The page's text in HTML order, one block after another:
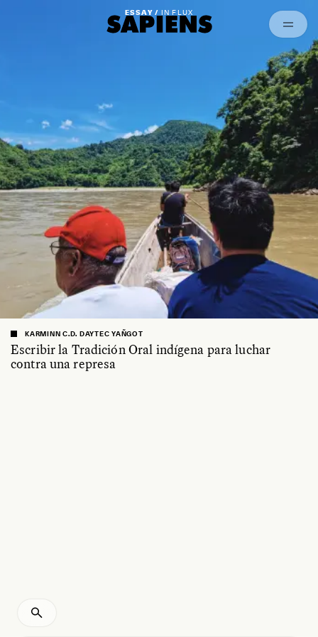
ESSAY / IN FLUX
Escribir la Tradición Oral indígena para luchar
contra una represa
KARMINN C.D. DAYTEC YAÑGOT